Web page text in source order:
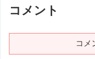
コメント
コメ